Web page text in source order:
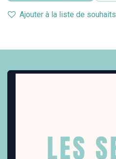
Ajouter à la liste de souhaits